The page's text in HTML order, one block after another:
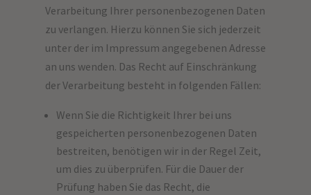
Verarbeitung Ihrer personenbezogenen Daten
zu verlangen. Hierzu können Sie sich jederzeit
unter der im Impressum angegebenen Adresse
an uns wenden. Das Recht auf Einschränkung
der Verarbeitung besteht in folgenden Fällen:
Wenn Sie die Richtigkeit Ihrer bei uns
gespeicherten personenbezogenen Daten
bestreiten, benötigen wir in der Regel Zeit,
um dies zu überprüfen. Für die Dauer der
Prüfung haben Sie das Recht, die